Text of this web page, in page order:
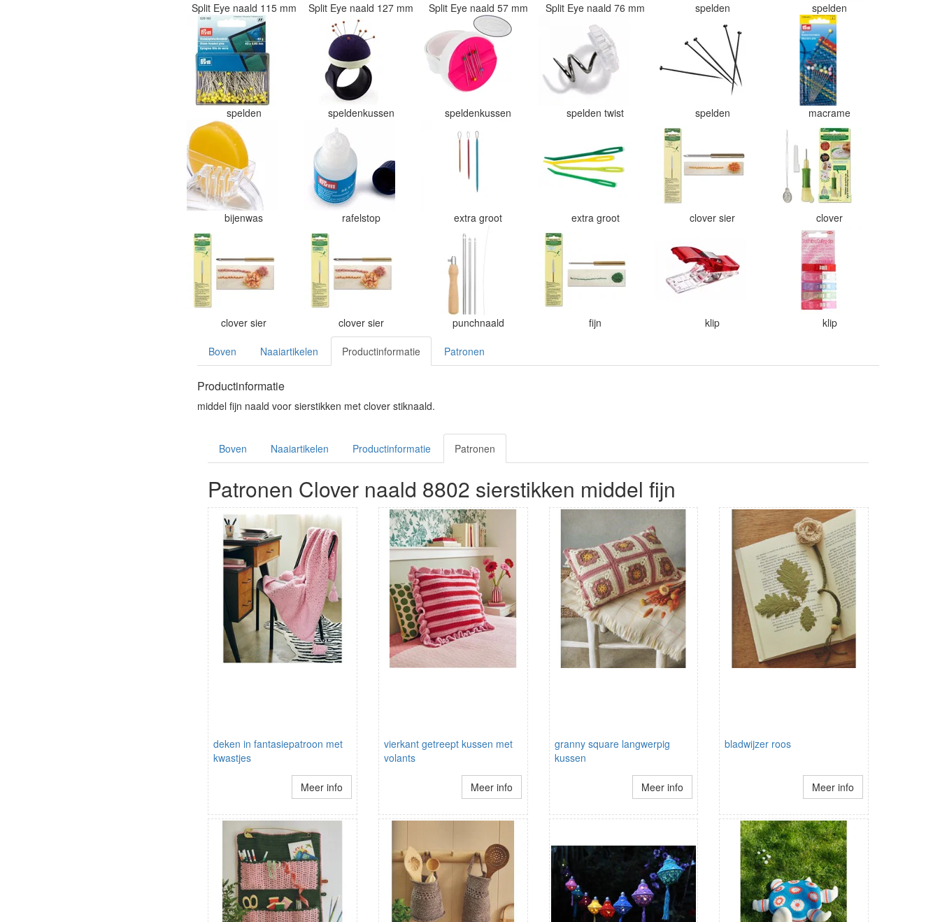
Split Eye naald 115 mm Split Eye naald 127 mm Split Eye naald 57 mm Split Eye naald 76 mm spelden spelden
spelden speldenkussen speldenkussen spelden twist spelden macrame
bijenwas rafelstop extra groot extra groot clover sier clover
clover sier clover sier punchnaald fijn klip klip
Boven Naaiartikelen Productinformatie Patronen
Productinformatie
middel fijn naald voor sierstikken met clover stiknaald.
Boven Naaiartikelen Productinformatie Patronen
Patronen Clover naald 8802 sierstikken middel fijn
deken in fantasiepatroon met
kwastjes
Meer info
vierkant getreept kussen met
volants
Meer info
granny square langwerpig
kussen
Meer info
bladwijzer roos
Meer info